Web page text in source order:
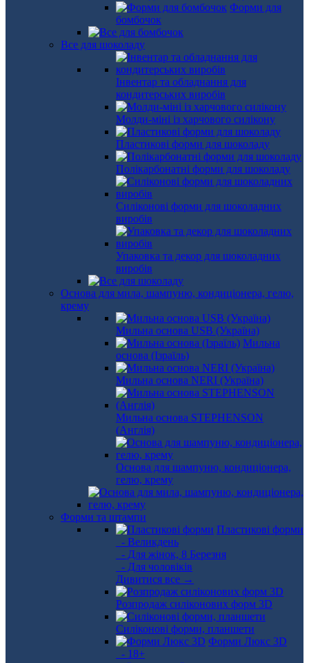
Форми для
бомбочок
Все для шоколаду
Інвентар та обладнання для
кондитерських виробів
Молди-міні із харчового силікону
Пластикові форми для шоколаду
Полікарбонатні форми для шоколаду
Силіконові форми для шоколадних
виробів
Упаковка та декор для шоколадних
виробів
Основа для мила, шампуню, кондиціонера, гелю,
крему
Мильна основа USB (Україна)
Мильна
основа (Ізраїль)
Мильна основа NERI (Україна)
Мильна основа STEPHENSON
(Англія)
Основа для шампуню, кондиціонера,
гелю, крему
Форми та штампи
Пластикові форми
- Великдень
- Для жінок, 8 Березня
- Для чоловіків
Дивитися все →
Розпродаж силіконових форм 3D
Силіконові форми, планшети
Форми Люкс 3D
- 18+